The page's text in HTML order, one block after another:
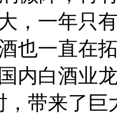
，一年只
也一直在
内白酒业
，带来了